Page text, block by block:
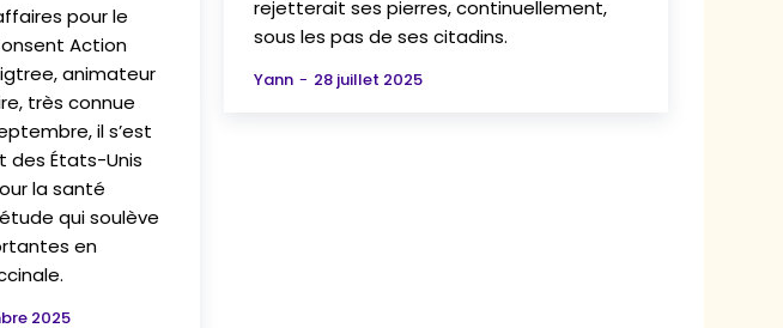
pour le
Action
animateur
très connue
il s’est
des États-Unis
la santé
qui soulève
en
2025
rejetterait ses pierres, continuellement,
sous les pas de ses citadins.
Yann - 28 juillet 2025